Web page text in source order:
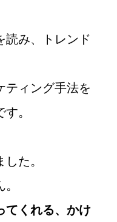
読み、トレンド
ティング手法を
。
た。
てくれる、かけ